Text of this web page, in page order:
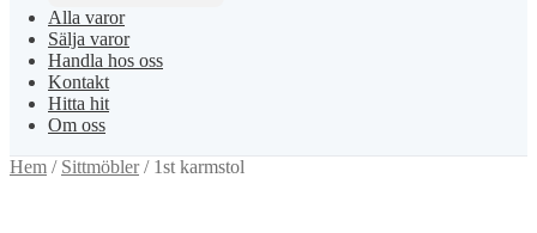
Alla varor
Sälja varor
Handla hos oss
Kontakt
Hitta hit
Om oss
Hem / Sittmöbler/ 1st karmstol